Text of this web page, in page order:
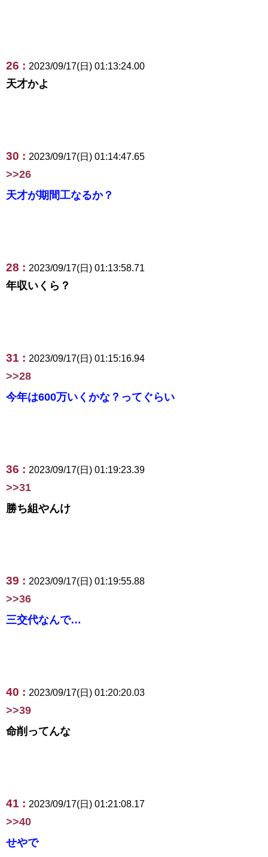
26 : 2023/09/17(日) 01:13:24.00
天才かよ
30 : 2023/09/17(日) 01:14:47.65
>>26
天才が期間工なるか？
28 : 2023/09/17(日) 01:13:58.71
年収いくら？
31 : 2023/09/17(日) 01:15:16.94
>>28
今年は600万いくかな？ってぐらい
36 : 2023/09/17(日) 01:19:23.39
>>31
勝ち組やんけ
39 : 2023/09/17(日) 01:19:55.88
>>36
三交代なんで…
40 : 2023/09/17(日) 01:20:20.03
>>39
命削ってんな
41 : 2023/09/17(日) 01:21:08.17
>>40
せやで